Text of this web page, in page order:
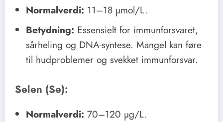
Normalverdi: 11–18 µmol/L.
Betydning: Essensielt for immunforsvaret,
sårheling og DNA-syntese. Mangel kan føre
til hudproblemer og svekket immunforsvar.
Selen (Se):
Normalverdi: 70–120 µg/L.